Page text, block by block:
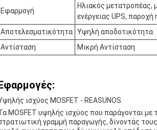
Εφαρμογή
Ηλιακός μετατροπέας,
ενέργειας UPS,
Αποτελεσματικότητα Υψηλή αποδοτικότητα
Αντίσταση
Μικρή Αντίσταση
ισχύος MOSFET - REASUNOS
MOSFET υψηλής ισχύος που παράγονται με
γραμμή παραγωγής, δίνοντάς